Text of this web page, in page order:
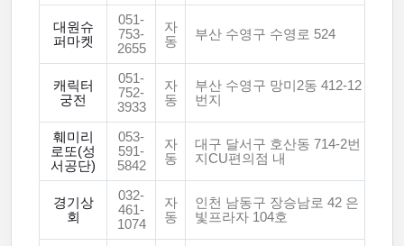
대원슈
퍼마켓
051-
753-
2655
자
동
부산 수영구 수영로 524
캐릭터
궁전
051-
752-
3933
자
동
부산 수영구 망미2동 412-12
번지
훼미리
로또(성
서공단)
053-
591-
5842
자
동
대구 달서구 호산동 714-2번
지CU편의점 내
경기상
회
032-
461-
1074
자
동
인천 남동구 장승남로 42 은
빛프라자 104호